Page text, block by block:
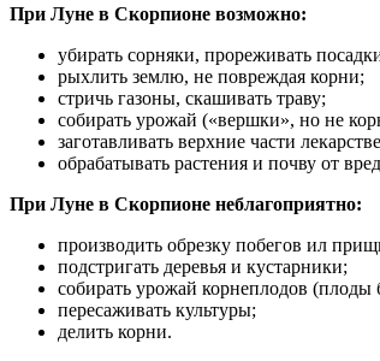
При Луне в Скорпионе возможно:
убирать сорняки, прореживать
рыхлить землю, не повреждая корни;
стричь газоны, скашивать траву;
собирать урожай («вершки», но не
заготавливать верхние части
обрабатывать растения и почву от
При Луне в Скорпионе неблагоприятно:
производить обрезку побегов ил
подстригать деревья и кустарники;
собирать урожай корнеплодов (плоды
пересаживать культуры;
делить корни.